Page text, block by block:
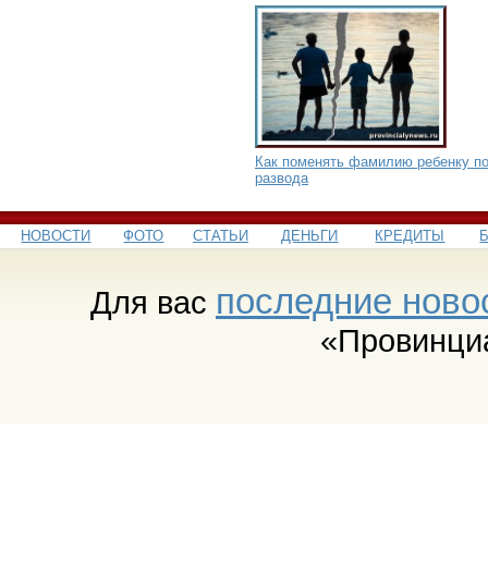
Как поменять фамилию ребенку
развода
НОВОСТИ ФОТО СТАТЬИ ДЕНЬГИ КРЕДИТЫ
Для вас последние